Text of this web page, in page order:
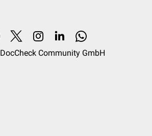
DocCheck Community GmbH